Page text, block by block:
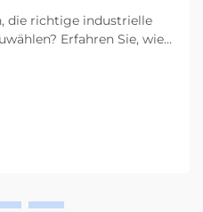
die richtige industrielle
Erfahren Sie, wie
Senken Sie
– holen Sie sich